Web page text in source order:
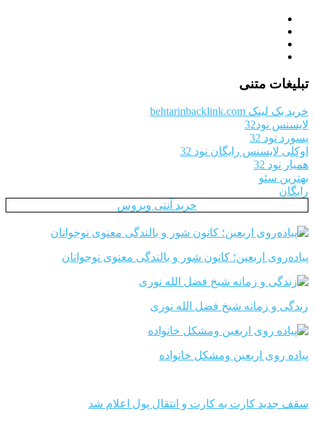
تبلیغات متنی
خرید بک لینک behtarinbacklink.com
لایسنس نود32
پسورد نود 32
اوکلی لایسنس رایگان نود 32
همیار نود 32
بهترین سئو
رایگان
خرید آنتی ویروس
پیاده‌روی اربعین؛ کانون شور و بالندگی معنوی نوجوانان
زندگی و زمانه شیخ فضل الله نوری
پیاده روی اربعین ومشکل خانواده
سقف جدید کارت به کارت و انتقال پول اعلام شد